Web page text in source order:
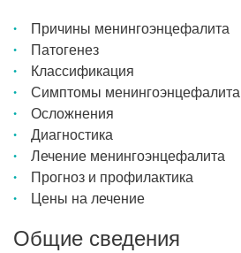
Причины менингоэнцефалита
Патогенез
Классификация
Симптомы менингоэнцефалита
Осложнения
Диагностика
Лечение менингоэнцефалита
Прогноз и профилактика
Цены на лечение
Общие сведения